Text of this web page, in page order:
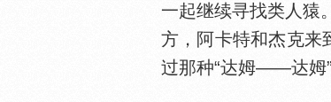
一起继续寻找类人猿
方，阿卡特和杰克来
过那种“达姆——达姆”